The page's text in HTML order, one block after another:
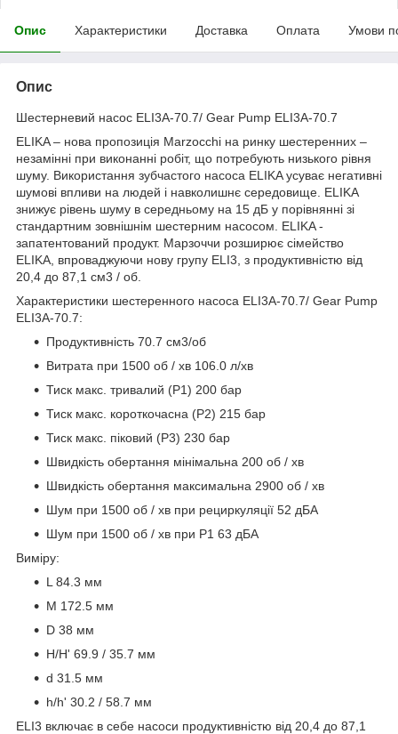
Опис Характеристики Доставка Оплата Умови
Опис
Шестерневий насос ELI3A-70.7/ Gear Pump ELI3A-70.7
ELIKA – нова пропозиція Marzocchi на ринку шестеренних –
незамінні при виконанні робіт, що потребують низького рівня
шуму. Використання зубчастого насоса ELIKA усуває негативні
шумові впливи на людей і навколишнє середовище. ELIKA
знижує рівень шуму в середньому на 15 дБ у порівнянні зі
стандартним зовнішнім шестерним насосом. ELIKA -
запатентований продукт. Марзоччи розширює сімейство
ELIKA, впроваджуючи нову групу ELI3, з продуктивністю від
20,4 до 87,1 см3 / об.
Характеристики шестеренного насоса ELI3A-70.7/ Gear Pump
ELI3A-70.7:
Продуктивність 70.7 см3/об
Витрата при 1500 об / хв 106.0 л/хв
Тиск макс. тривалий (Р1) 200 бар
Тиск макс. короткочасна (Р2) 215 бар
Тиск макс. піковий (Р3) 230 бар
Швидкість обертання мінімальна 200 об / хв
Швидкість обертання максимальна 2900 об / хв
Шум при 1500 об / хв при рециркуляції 52 дБА
Шум при 1500 об / хв при P1 63 дБА
Виміру:
L 84.3 мм
M 172.5 мм
D 38 мм
H/H' 69.9 / 35.7 мм
d 31.5 мм
h/h' 30.2 / 58.7 мм
ELI3 включає в себе насоси продуктивністю від 20,4 до 87,1